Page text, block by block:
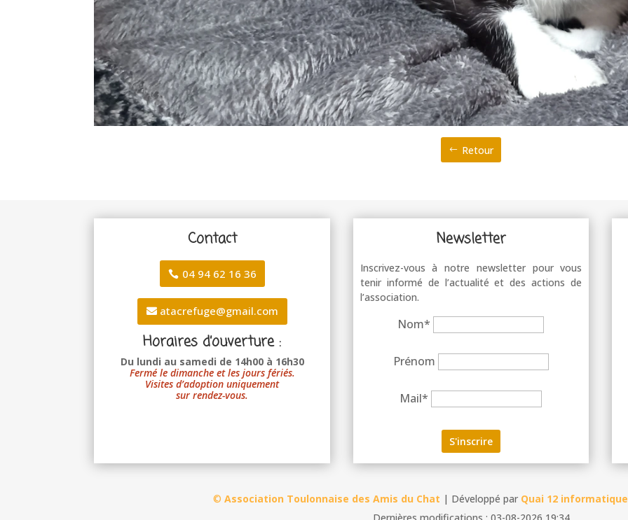
Retour
Contact
04 94 62 16 36
atacrefuge@gmail.com
Horaires d’ouverture :
Du lundi au samedi de 14h00 à 16h30
Fermé le dimanche et les jours fériés.
Visites d’adoption uniquement
sur rendez-vous.
Newsletter
Inscrivez-vous à notre newsletter pour vous
tenir informé de l’actualité et des actions de
l’association.
Nom*
Prénom
Mail*
© Association Toulonnaise des Amis du Chat | Développé par Quai 12 informatique